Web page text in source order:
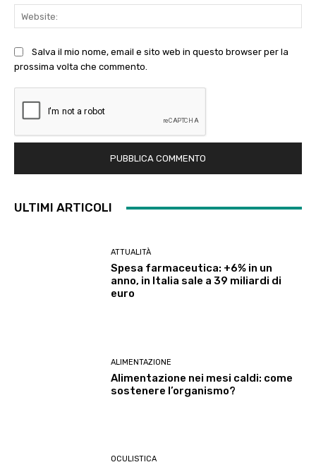
Salva il mio nome, email e sito web in questo browser per la
prossima volta che commento.
ULTIMI ARTICOLI
ATTUALITÀ
Spesa farmaceutica: +6% in un
anno, in Italia sale a 39 miliardi di
euro
ALIMENTAZIONE
Alimentazione nei mesi caldi: come
sostenere l’organismo?
OCULISTICA